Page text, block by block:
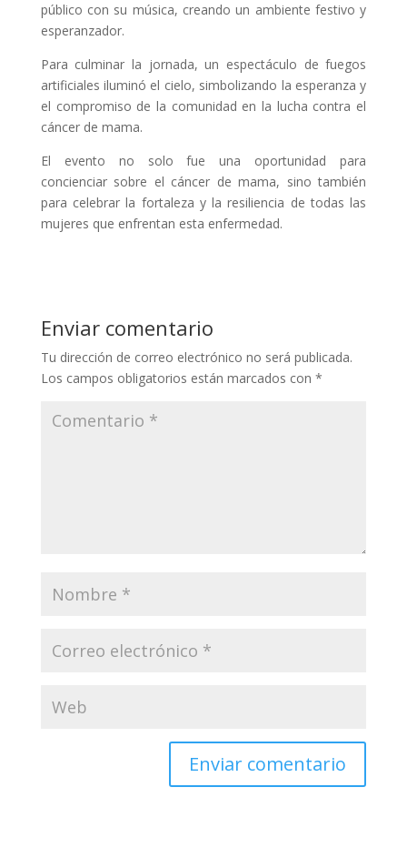
público con su música, creando un ambiente festivo y
esperanzador.
Para culminar la jornada, un espectáculo de fuegos
artificiales iluminó el cielo, simbolizando la esperanza y
el compromiso de la comunidad en la lucha contra el
cáncer de mama.
El evento no solo fue una oportunidad para
concienciar sobre el cáncer de mama, sino también
para celebrar la fortaleza y la resiliencia de todas las
mujeres que enfrentan esta enfermedad.
Enviar comentario
Tu dirección de correo electrónico no será publicada.
Los campos obligatorios están marcados con *